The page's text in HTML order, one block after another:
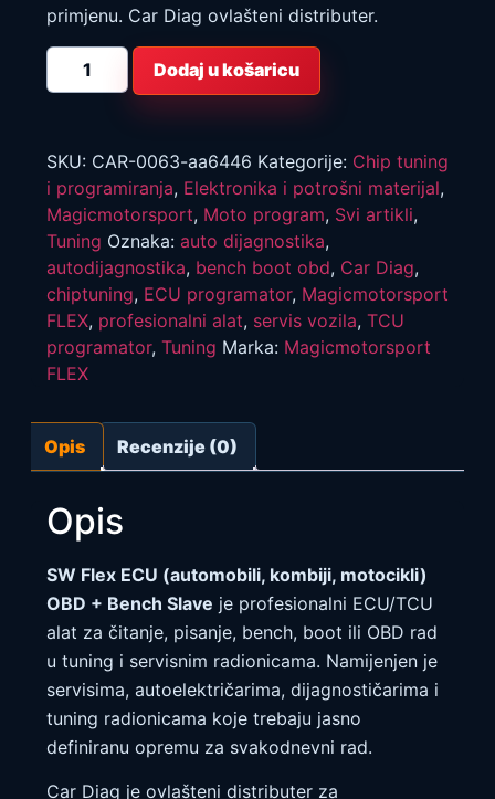
primjenu. Car Diag ovlašteni distributer.
SW
ECU
OBD
+
Bench
Slave
količina
Dodaj u košaricu
SKU: CAR-0063-aa6446 Kategorije: Chip tuning
i programiranja, Elektronika i potrošni materijal,
Magicmotorsport, Moto program, Svi artikli,
Tuning Oznaka: auto dijagnostika,
autodijagnostika, bench boot obd, Car Diag,
chiptuning, ECU programator, Magicmotorsport
FLEX, profesionalni alat, servis vozila, TCU
programator, Tuning Marka: Magicmotorsport
FLEX
Opis Recenzije (0)
Opis
SW Flex ECU (automobili, kombiji, motocikli)
OBD + Bench Slave je profesionalni ECU/TCU
alat za čitanje, pisanje, bench, boot ili OBD rad
u tuning i servisnim radionicama. Namijenjen je
servisima, autoelektričarima, dijagnostičarima i
tuning radionicama koje trebaju jasno
definiranu opremu za svakodnevni rad.
Car Diag je ovlašteni distributer za